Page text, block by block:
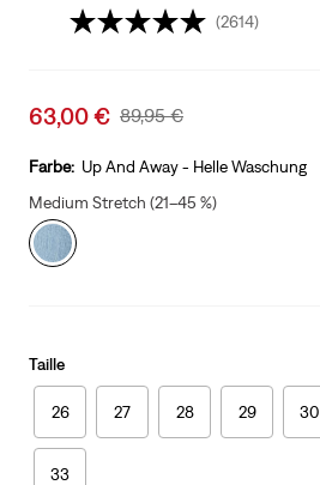
(2614)
Sale
is
63,00 € Original
Was
89,95 €
Farbe: Up And Away - Helle Waschung
Medium Stretch (21–45 %)
Taille
26 27 28 29 30
33